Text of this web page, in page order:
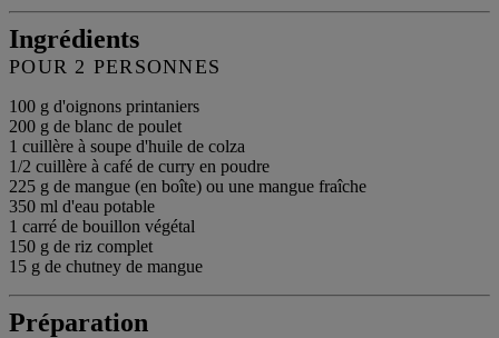
Ingrédients
POUR 2 PERSONNES
100 g d'oignons printaniers
200 g de blanc de poulet
1 cuillère à soupe d'huile de colza
1/2 cuillère à café de curry en poudre
225 g de mangue (en boîte) ou une mangue fraîche
350 ml d'eau potable
1 carré de bouillon végétal
150 g de riz complet
15 g de chutney de mangue
Préparation